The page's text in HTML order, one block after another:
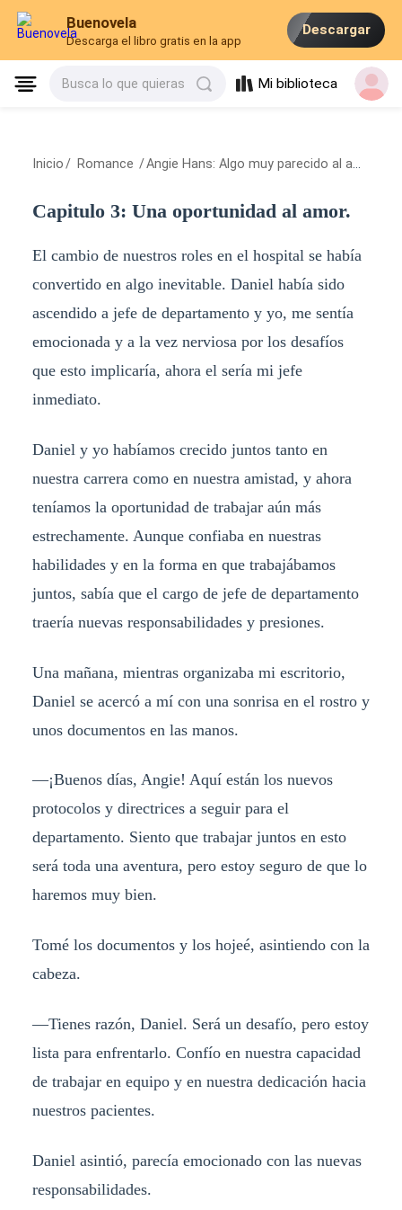
Buenovela
Descarga el libro gratis en la app
Descargar
Busca lo que quieras Mi biblioteca
Inicio / Romance /Angie Hans: Algo muy parecido al amor.
Capitulo 3: Una oportunidad al amor.
El cambio de nuestros roles en el hospital se había
convertido en algo inevitable. Daniel había sido
ascendido a jefe de departamento y yo, me sentía
emocionada y a la vez nerviosa por los desafíos
que esto implicaría, ahora el sería mi jefe
inmediato.
Daniel y yo habíamos crecido juntos tanto en
nuestra carrera como en nuestra amistad, y ahora
teníamos la oportunidad de trabajar aún más
estrechamente. Aunque confiaba en nuestras
habilidades y en la forma en que trabajábamos
juntos, sabía que el cargo de jefe de departamento
traería nuevas responsabilidades y presiones.
Una mañana, mientras organizaba mi escritorio,
Daniel se acercó a mí con una sonrisa en el rostro y
unos documentos en las manos.
—¡Buenos días, Angie! Aquí están los nuevos
protocolos y directrices a seguir para el
departamento. Siento que trabajar juntos en esto
será toda una aventura, pero estoy seguro de que lo
haremos muy bien.
Tomé los documentos y los hojeé, asintiendo con la
cabeza.
—Tienes razón, Daniel. Será un desafío, pero estoy
lista para enfrentarlo. Confío en nuestra capacidad
de trabajar en equipo y en nuestra dedicación hacia
nuestros pacientes.
Daniel asintió, parecía emocionado con las nuevas
responsabilidades.